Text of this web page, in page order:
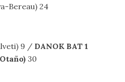
Bereau) 24
9 / DANOK BAT 1
30